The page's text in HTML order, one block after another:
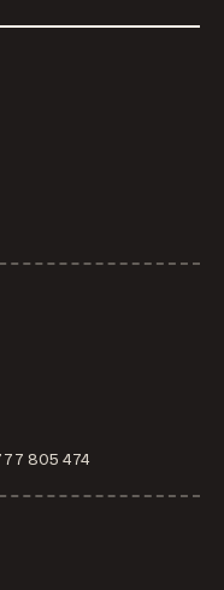
805 474